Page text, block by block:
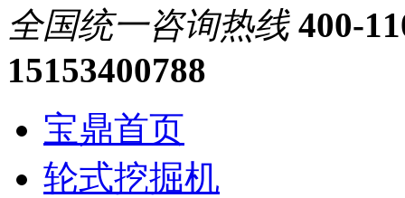
全国统一咨询热线 400-
15153400788
宝鼎首页
轮式挖掘机